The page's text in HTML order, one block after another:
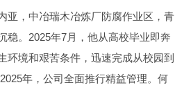
亚，中冶瑞木冶炼厂防腐作业区，青
稳。2025年7月，他从高校毕业即奔
环境和艰苦条件，迅速完成从校园到
年，公司全面推行精益管理。何